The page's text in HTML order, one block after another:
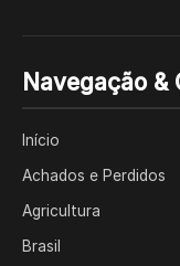
Navegação &
Início
Achados e Perdidos
Agricultura
Brasil